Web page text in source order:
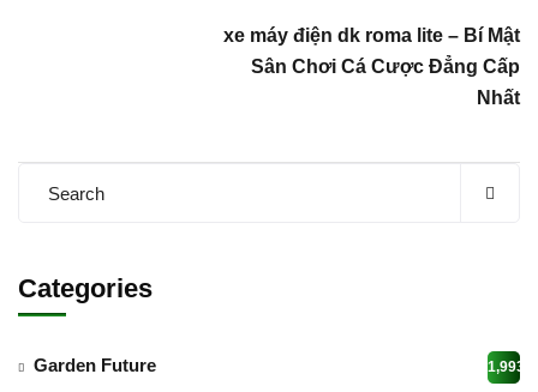
xe máy điện dk roma lite – Bí Mật
Sân Chơi Cá Cược Đẳng Cấp
Nhất
Categories
Garden Future 1,993